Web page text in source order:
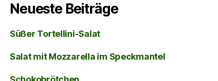
Neueste Beiträge
Süßer Tortellini-Salat
Salat mit Mozzarella im Speckmantel